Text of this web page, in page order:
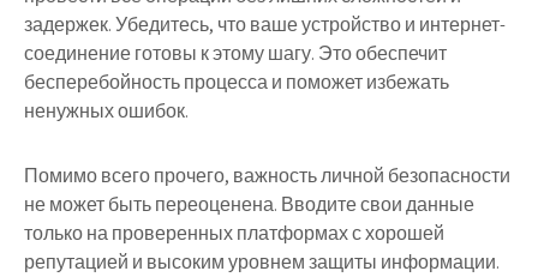
задержек. Убедитесь, что ваше устройство и интернет-
соединение готовы к этому шагу. Это обеспечит
бесперебойность процесса и поможет избежать
ненужных ошибок.
Помимо всего прочего, важность личной безопасности
не может быть переоценена. Вводите свои данные
только на проверенных платформах с хорошей
репутацией и высоким уровнем защиты информации.